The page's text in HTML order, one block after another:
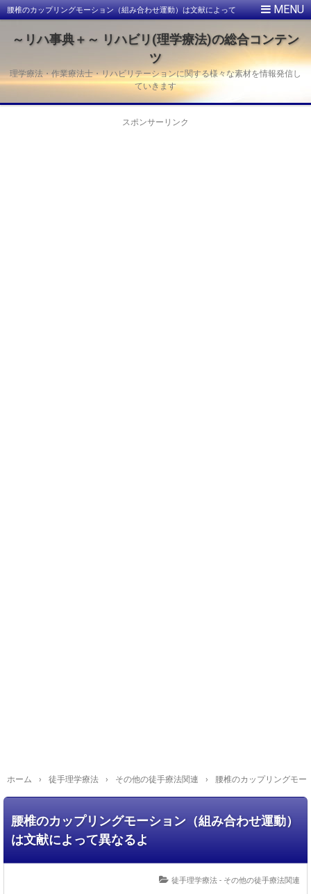
腰椎のカップリングモーション（組み合わせ運動）は文献によって
～リハ事典＋～ リハビリ(理学療法)の総合コンテン
ツ
理学療法・作業療法士・リハビリテーションに関する様々な素材を情報発信し
ていきます
スポンサーリンク
ホーム › 徒手理学療法 › その他の徒手療法関連 › 腰椎のカップリングモ
腰椎のカップリングモーション（組み合わせ運動）
は文献によって異なるよ
徒手理学療法 - その他の徒手療法関連